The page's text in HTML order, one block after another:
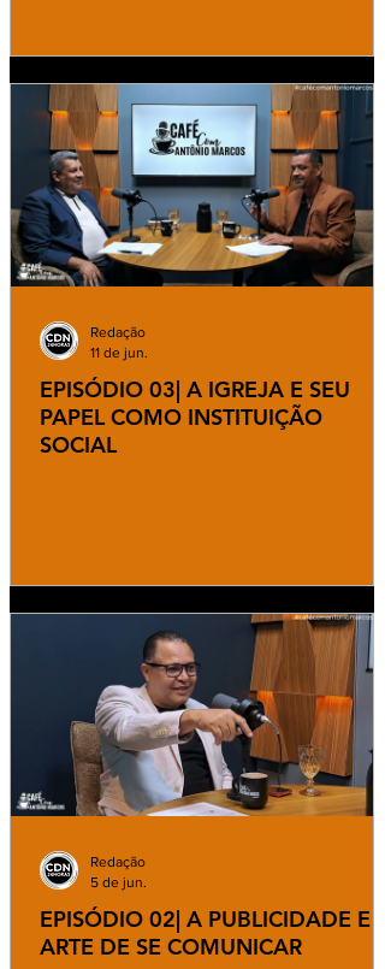
EPISÓDIO 03| A IGREJA E SEU
PAPEL COMO INSTITUIÇÃO
SOCIAL
Redação
11 de jun.
EPISÓDIO 02| A PUBLICIDADE E A
ARTE DE SE COMUNICAR
Redação
5 de jun.